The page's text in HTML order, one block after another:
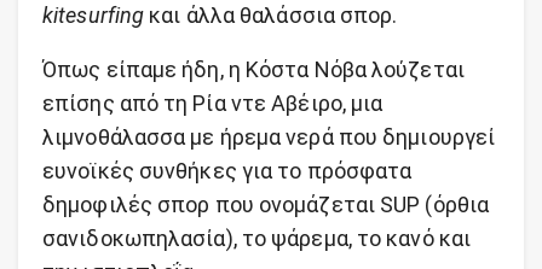
kitesurfing και άλλα θαλάσσια σπορ.
Όπως είπαμε ήδη, η Κόστα Νόβα λούζεται
επίσης από τη Ρία ντε Αβέιρο, μια
λιμνοθάλασσα με ήρεμα νερά που δημιουργεί
ευνοϊκές συνθήκες για το πρόσφατα
δημοφιλές σπορ που ονομάζεται SUP (όρθια
σανιδοκωπηλασία), το ψάρεμα, το κανό και